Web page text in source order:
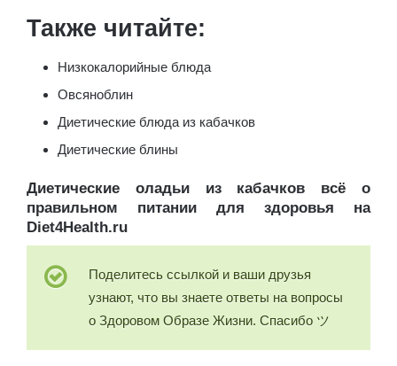
Также читайте:
Низкокалорийные блюда
Овсяноблин
Диетические блюда из кабачков
Диетические блины
Диетические оладьи из кабачков всё о
правильном питании для здоровья на
Diet4Health.ru
Поделитесь ссылкой и ваши друзья
узнают, что вы знаете ответы на вопросы
о Здоровом Образе Жизни. Спасибо ツ